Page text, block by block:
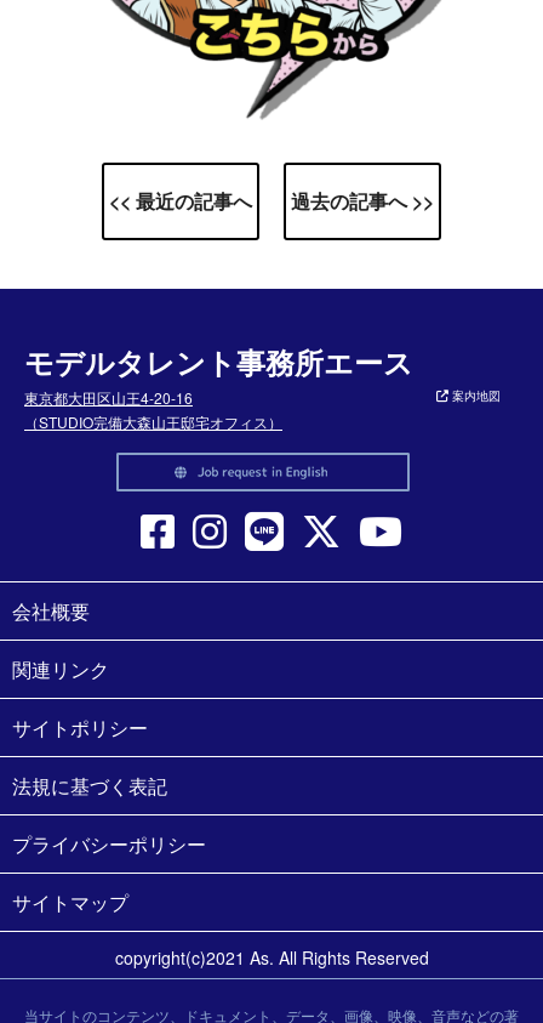
<< 最近の記事へ 過去の記事へ >>
モデルタレント事務所エース
東京都大田区山王4-20-16
（STUDIO完備大森山王邸宅オフィス）
案内地図
会社概要
関連リンク
サイトポリシー
法規に基づく表記
プライバシーポリシー
サイトマップ
copyright(c)2021 As. All Rights Reserved
当サイトのコンテンツ、ドキュメント、データ、画像、映像、音声などの著